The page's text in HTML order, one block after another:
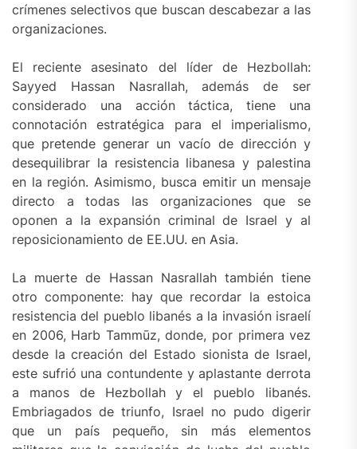
crímenes selectivos que buscan descabezar a las
organizaciones.
El reciente asesinato del líder de Hezbollah:
Sayyed Hassan Nasrallah, además de ser
considerado una acción táctica, tiene una
connotación estratégica para el imperialismo,
que pretende generar un vacío de dirección y
desequilibrar la resistencia libanesa y palestina
en la región. Asimismo, busca emitir un mensaje
directo a todas las organizaciones que se
oponen a la expansión criminal de Israel y al
reposicionamiento de EE.UU. en Asia.
La muerte de Hassan Nasrallah también tiene
otro componente: hay que recordar la estoica
resistencia del pueblo libanés a la invasión israelí
en 2006, Harb Tammūz, donde, por primera vez
desde la creación del Estado sionista de Israel,
este sufrió una contundente y aplastante derrota
a manos de Hezbollah y el pueblo libanés.
Embriagados de triunfo, Israel no pudo digerir
que un país pequeño, sin más elementos